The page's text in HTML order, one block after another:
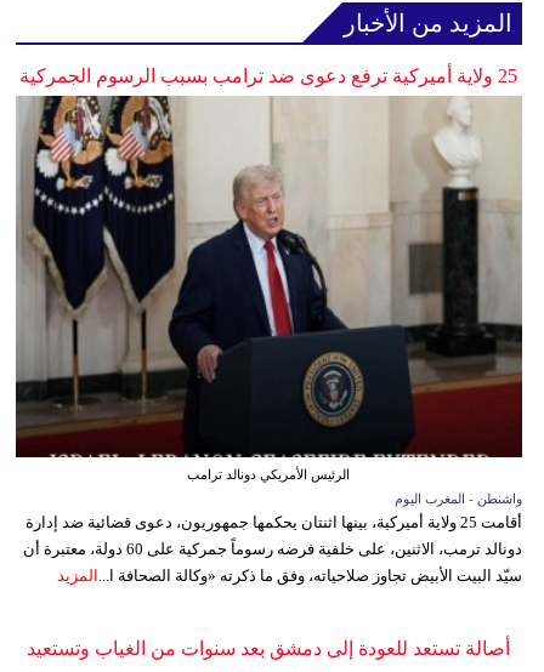
المزيد من الأخبار
25 ولاية أميركية ترفع دعوى ضد ترامب بسبب الرسوم الجمركية
الرئيس الأمريكي دونالد ترامب
واشنطن - المغرب اليوم
أقامت 25 ولاية أميركية، بينها اثنتان يحكمها جمهوريون، دعوى قضائية ضد إدارة
دونالد ترمب، الاثنين، على خلفية فرضه رسوماً جمركية على 60 دولة، معتبرة أن
سيّد البيت الأبيض تجاوز صلاحياته، وفق ما ذكرته «وكالة الصحافة ا... المزيد
أصالة تستعد للعودة إلى دمشق بعد سنوات من الغياب وتستعيد